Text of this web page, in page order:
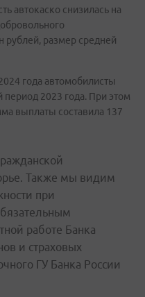
автокаско снизилась на
рублей, размер средней
года автомобилисты
период 2023 года. При этом
выплаты составила 137
Также мы видим
при
работе Банка
и страховых
ГУ Банка России